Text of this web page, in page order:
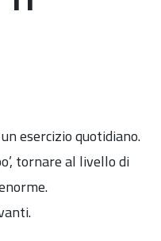
esercizio quotidiano.
tornare al livello di